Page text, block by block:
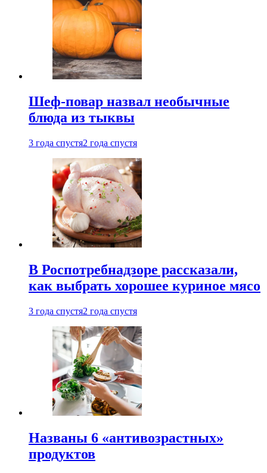
Шеф-повар назвал необычные
блюда из тыквы
3 года спустя2 года спустя
В Роспотребнадзоре рассказали,
как выбрать хорошее куриное мясо
3 года спустя2 года спустя
Названы 6 «антивозрастных»
продуктов